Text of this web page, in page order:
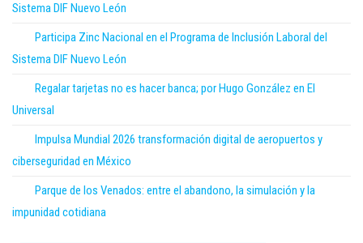
Sistema DIF Nuevo León
Participa Zinc Nacional en el Programa de Inclusión Laboral del
Sistema DIF Nuevo León
Regalar tarjetas no es hacer banca; por Hugo González en El
Universal
Impulsa Mundial 2026 transformación digital de aeropuertos y
ciberseguridad en México
Parque de los Venados: entre el abandono, la simulación y la
impunidad cotidiana